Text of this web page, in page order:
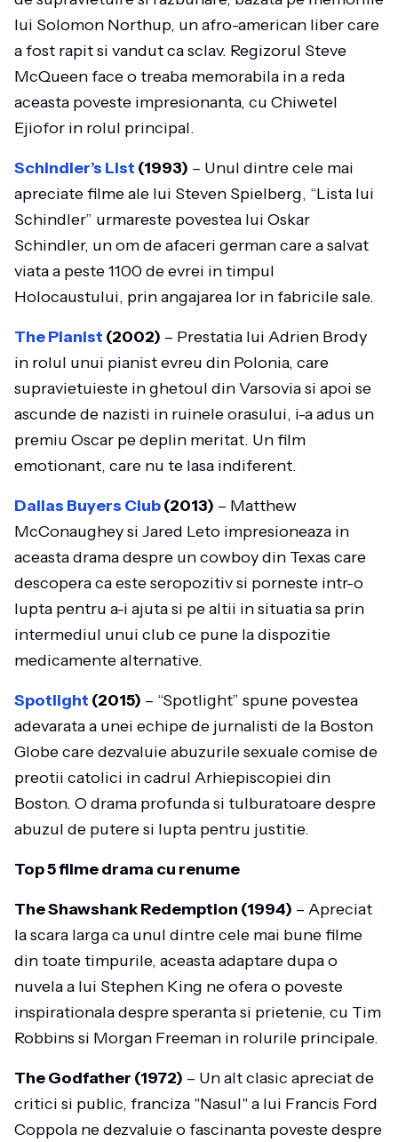
lui Solomon Northup, un afro-american liber care
a fost rapit si vandut ca sclav. Regizorul Steve
McQueen face o treaba memorabila in a reda
aceasta poveste impresionanta, cu Chiwetel
Ejiofor in rolul principal.
Schindler’s List (1993) – Unul dintre cele mai
apreciate filme ale lui Steven Spielberg, “Lista lui
Schindler” urmareste povestea lui Oskar
Schindler, un om de afaceri german care a salvat
viata a peste 1100 de evrei in timpul
Holocaustului, prin angajarea lor in fabricile sale.
The Pianist (2002) – Prestatia lui Adrien Brody
in rolul unui pianist evreu din Polonia, care
supravietuieste in ghetoul din Varsovia si apoi se
ascunde de nazisti in ruinele orasului, i-a adus un
premiu Oscar pe deplin meritat. Un film
emotionant, care nu te lasa indiferent.
Dallas Buyers Club(2013) – Matthew
McConaughey si Jared Leto impresioneaza in
aceasta drama despre un cowboy din Texas care
descopera ca este seropozitiv si porneste intr-o
lupta pentru a-i ajuta si pe altii in situatia sa prin
intermediul unui club ce pune la dispozitie
medicamente alternative.
Spotlight (2015) – “Spotlight” spune povestea
adevarata a unei echipe de jurnalisti de la Boston
Globe care dezvaluie abuzurile sexuale comise de
preotii catolici in cadrul Arhiepiscopiei din
Boston. O drama profunda si tulburatoare despre
abuzul de putere si lupta pentru justitie.
Top 5 filme drama cu renume
The Shawshank Redemption (1994) – Apreciat
la scara larga ca unul dintre cele mai bune filme
din toate timpurile, aceasta adaptare dupa o
nuvela a lui Stephen King ne ofera o poveste
inspirationala despre speranta si prietenie, cu Tim
Robbins si Morgan Freeman in rolurile principale.
The Godfather (1972) – Un alt clasic apreciat de
critici si public, franciza "Nasul" a lui Francis Ford
Coppola ne dezvaluie o fascinanta poveste despre